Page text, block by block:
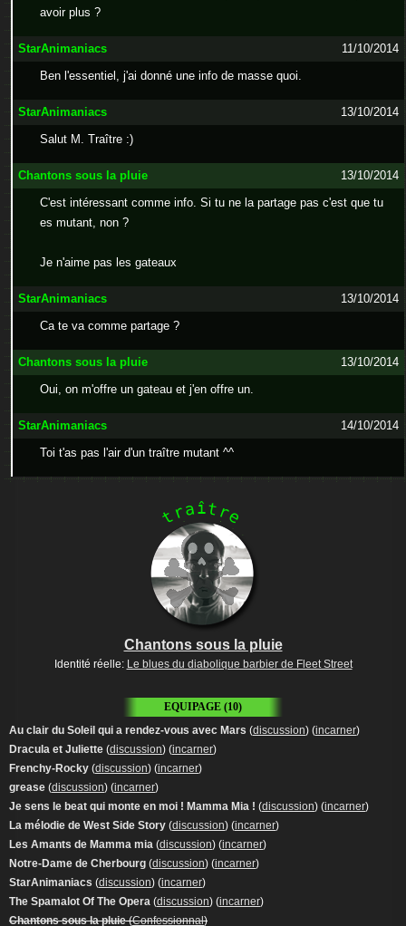
avoir plus ?
StarAnimaniacs
11/10/2014
Ben l'essentiel, j'ai donné une info de masse quoi.
StarAnimaniacs
13/10/2014
Salut M. Traître :)
Chantons sous la pluie
13/10/2014
C'est intéressant comme info. Si tu ne la partage pas c'est que tu
es mutant, non ?
Je n'aime pas les gateaux
StarAnimaniacs
13/10/2014
Ca te va comme partage ?
Chantons sous la pluie
13/10/2014
Oui, on m'offre un gateau et j'en offre un.
StarAnimaniacs
14/10/2014
Toi t'as pas l'air d'un traître mutant ^^
traître
Chantons sous la pluie
Identité réelle: Le blues du diabolique barbier de Fleet Street
EQUIPAGE (10)
Au clair du Soleil qui a rendez-vous avec Mars (discussion) (incarner)
Dracula et Juliette (discussion) (incarner)
Frenchy-Rocky (discussion) (incarner)
grease (discussion) (incarner)
Je sens le beat qui monte en moi ! Mamma Mia ! (discussion) (incarner)
La mélodie de West Side Story (discussion) (incarner)
Les Amants de Mamma mia (discussion) (incarner)
Notre-Dame de Cherbourg (discussion) (incarner)
StarAnimaniacs (discussion) (incarner)
The Spamalot Of The Opera (discussion) (incarner)
Chantons sous la pluie(Confessionnal)